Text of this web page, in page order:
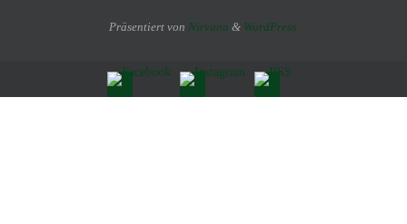
Präsentiert von Nirvana & WordPress.